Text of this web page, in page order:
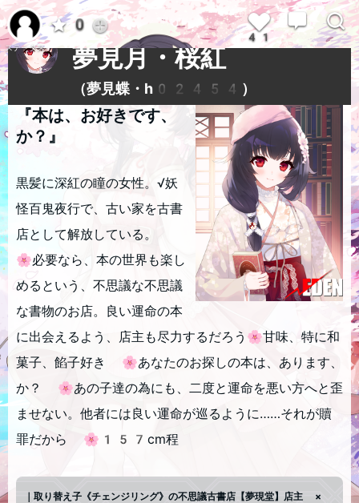
ステータス
0
41
レベル39
夢見月・桜紅
ゆみづき・さく
（夢見蝶・h02454）
『本は、お好きです、
か？』
黒髪に深紅の瞳の女性。√妖
怪百鬼夜行で、古い家を古書
店として解放している。
🌸必要なら、本の世界も楽し
めるという、不思議な不思議
な書物のお店。良い運命の本
に出会えるよう、店主も尽力するだろう🌸甘味、特に和
菓子、餡子好き 🌸あなたのお探しの本は、あります、
か？ 🌸あの子達の為にも、二度と運命を悪い方へと歪
ませない。他者には良い運命が巡るように……それが贖
罪だから 🌸157cm程
｜取り替え子《チェンジリング》の不思議古書店【夢現堂】店主 ×